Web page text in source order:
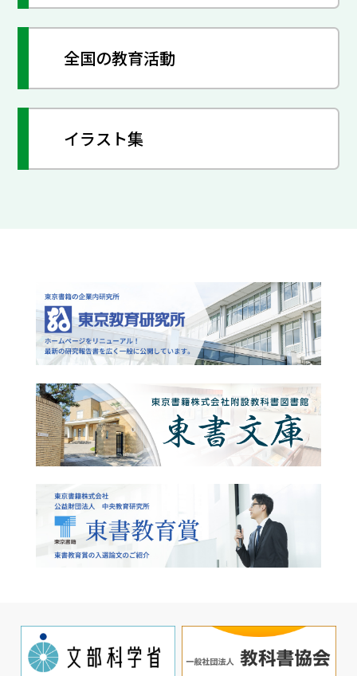
全国の教育活動
イラスト集